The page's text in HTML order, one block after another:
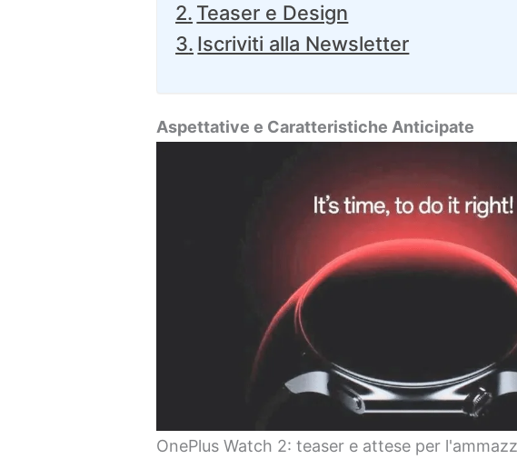
Teaser e Design
Iscriviti alla Newsletter
Aspettative e Caratteristiche Anticipate
OnePlus Watch 2: teaser e attese per